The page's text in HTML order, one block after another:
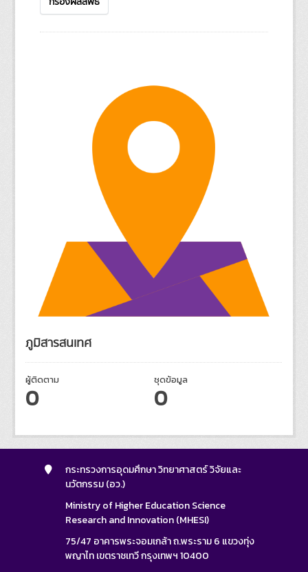
ภูมิสารสนเทศ
ผู้ติดตาม
0
ชุดข้อมูล
0
กระทรวงการอุดมศึกษา วิทยาศาสตร์ วิจัยและ
นวัตกรรม (อว.)
Ministry of Higher Education Science
Research and Innovation (MHESI)
75/47 อาคารพระจอมเกล้า ถ.พระราม 6 แขวงทุ่ง
พญาไท เขตราชเทวี กรุงเทพฯ 10400